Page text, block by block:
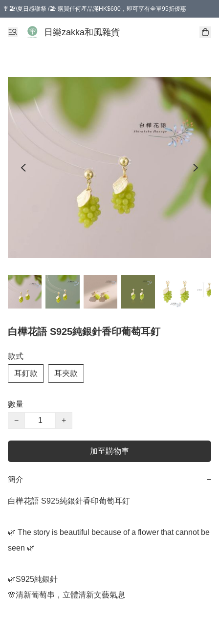
🎐🏖️\夏日感謝祭 /🏖️ 購買任何產品滿HK$600，即可享有全單95折優惠
選擇GoGoX住宅/工商地址配送，單一訂單消費購物滿HK$680(折扣後），可享有
日樂zakka和風雜貨
白樺花語 S925純銀針香印葡萄耳釘
款式
耳釘款 耳夾款
數量
−
+
加至購物車
簡介 −
白樺花語 S925純銀針香印葡萄耳釘
🌿 The story is beautiful because of a flower that cannot be
seen 🌿
🌿S925純銀針
🌸清新葡萄串，立體清新文藝氣息